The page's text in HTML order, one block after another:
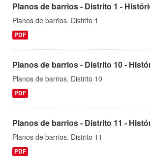
Planos de barrios - Distrito 1 -
Planos de barrios. Distrito 1
PDF
Planos de barrios - Distrito 10 -
Planos de barrios. Distrito 10
PDF
Planos de barrios - Distrito 11 -
Planos de barrios. Distrito 11
PDF